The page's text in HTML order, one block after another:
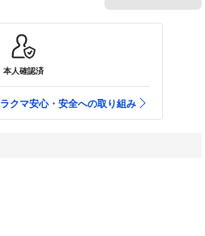
本人確認済
ラクマ安心・安全への取り組み